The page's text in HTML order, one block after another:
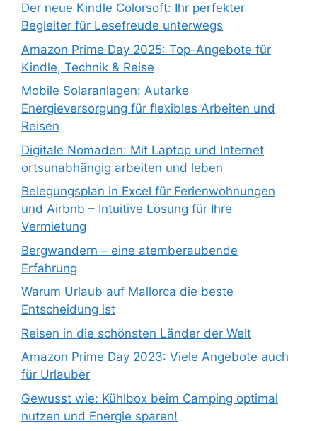
Der neue Kindle Colorsoft: Ihr perfekter
Begleiter für Lesefreude unterwegs
Amazon Prime Day 2025: Top-Angebote für
Kindle, Technik & Reise
Mobile Solaranlagen: Autarke
Energieversorgung für flexibles Arbeiten und
Reisen
Digitale Nomaden: Mit Laptop und Internet
ortsunabhängig arbeiten und leben
Belegungsplan in Excel für Ferienwohnungen
und Airbnb – Intuitive Lösung für Ihre
Vermietung
Bergwandern – eine atemberaubende
Erfahrung
Warum Urlaub auf Mallorca die beste
Entscheidung ist
Reisen in die schönsten Länder der Welt
Amazon Prime Day 2023: Viele Angebote auch
für Urlauber
Gewusst wie: Kühlbox beim Camping optimal
nutzen und Energie sparen!